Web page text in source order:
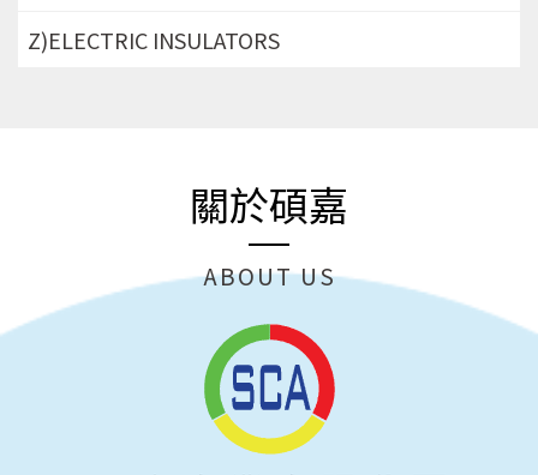
Z)ELECTRIC INSULATORS
關於碩嘉
ABOUT US